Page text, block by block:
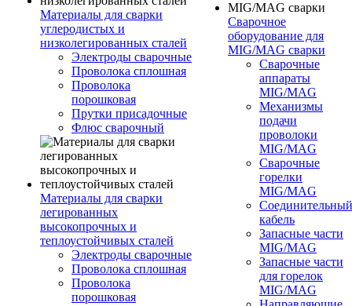
Материалы для сварки
углеродистых и
низколегированных сталей
Электроды сварочные
Проволока сплошная
Проволока
порошковая
Прутки присадочные
Флюс сварочный
Материалы для сварки
легированных
высокопрочных и
теплоустойчивых сталей
Электроды сварочные
Проволока сплошная
Проволока
порошковая
Сварочное
оборудование для
MIG/MAG сварки
Сварочные
аппараты
MIG/MAG
Механизмы
подачи
проволоки
MIG/MAG
Сварочные
горелки
MIG/MAG
Соединительный
кабель
Запасные части
MIG/MAG
Запасные части
для горелок
MIG/MAG